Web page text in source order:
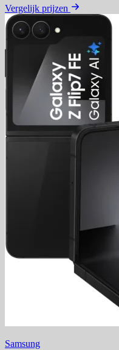
Vergelijk prijzen
Samsung